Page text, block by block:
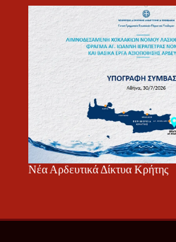
Νέα Αρδευτικά Δίκτυα Κρήτης